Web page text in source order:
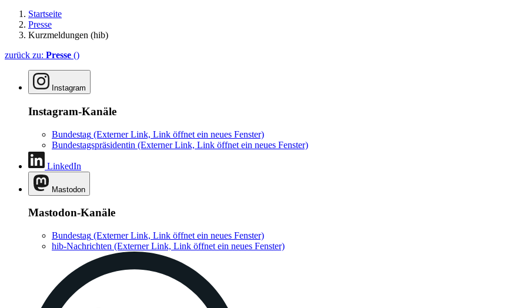
Startseite
Presse
Kurzmeldungen (hib)
zurück zu: Presse ()
Instagram
Instagram-Kanäle
Bundestag (Externer Link, Link öffnet ein neues Fenster)
Bundestagspräsidentin (Externer Link, Link öffnet ein neues Fenster)
LinkedIn
Mastodon
Mastodon-Kanäle
Bundestag (Externer Link, Link öffnet ein neues Fenster)
hib-Nachrichten (Externer Link, Link öffnet ein neues Fenster)